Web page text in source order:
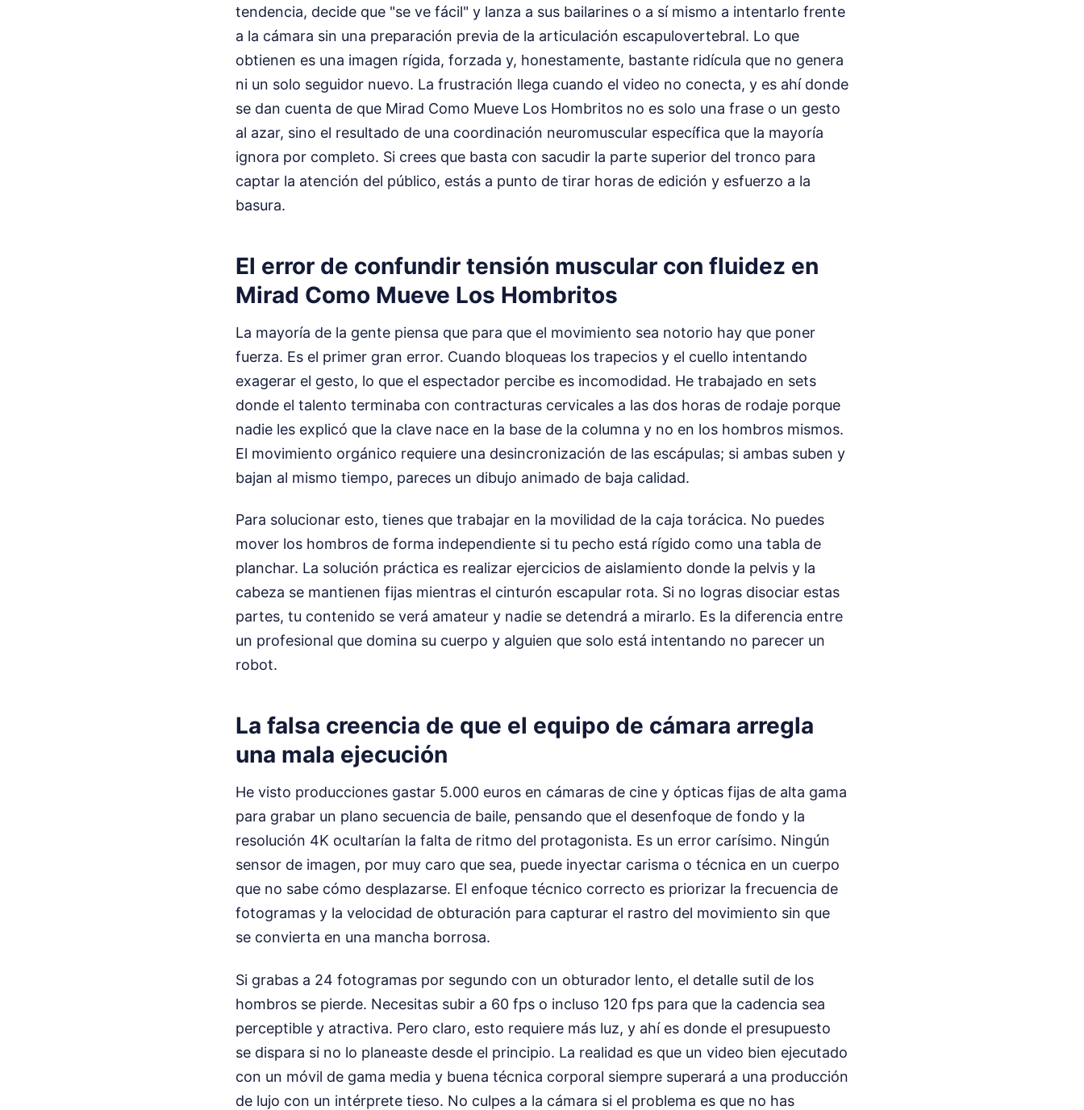
tendencia, decide que "se ve fácil" y lanza a sus bailarines o a sí mismo a intentarlo frente
a la cámara sin una preparación previa de la articulación escapulovertebral. Lo que
obtienen es una imagen rígida, forzada y, honestamente, bastante ridícula que no genera
ni un solo seguidor nuevo. La frustración llega cuando el video no conecta, y es ahí donde
se dan cuenta de que Mirad Como Mueve Los Hombritos no es solo una frase o un gesto
al azar, sino el resultado de una coordinación neuromuscular específica que la mayoría
ignora por completo. Si crees que basta con sacudir la parte superior del tronco para
captar la atención del público, estás a punto de tirar horas de edición y esfuerzo a la
basura.
El error de confundir tensión muscular con fluidez en
Mirad Como Mueve Los Hombritos
La mayoría de la gente piensa que para que el movimiento sea notorio hay que poner
fuerza. Es el primer gran error. Cuando bloqueas los trapecios y el cuello intentando
exagerar el gesto, lo que el espectador percibe es incomodidad. He trabajado en sets
donde el talento terminaba con contracturas cervicales a las dos horas de rodaje porque
nadie les explicó que la clave nace en la base de la columna y no en los hombros mismos.
El movimiento orgánico requiere una desincronización de las escápulas; si ambas suben y
bajan al mismo tiempo, pareces un dibujo animado de baja calidad.
Para solucionar esto, tienes que trabajar en la movilidad de la caja torácica. No puedes
mover los hombros de forma independiente si tu pecho está rígido como una tabla de
planchar. La solución práctica es realizar ejercicios de aislamiento donde la pelvis y la
cabeza se mantienen fijas mientras el cinturón escapular rota. Si no logras disociar estas
partes, tu contenido se verá amateur y nadie se detendrá a mirarlo. Es la diferencia entre
un profesional que domina su cuerpo y alguien que solo está intentando no parecer un
robot.
La falsa creencia de que el equipo de cámara arregla
una mala ejecución
He visto producciones gastar 5.000 euros en cámaras de cine y ópticas fijas de alta gama
para grabar un plano secuencia de baile, pensando que el desenfoque de fondo y la
resolución 4K ocultarían la falta de ritmo del protagonista. Es un error carísimo. Ningún
sensor de imagen, por muy caro que sea, puede inyectar carisma o técnica en un cuerpo
que no sabe cómo desplazarse. El enfoque técnico correcto es priorizar la frecuencia de
fotogramas y la velocidad de obturación para capturar el rastro del movimiento sin que
se convierta en una mancha borrosa.
Si grabas a 24 fotogramas por segundo con un obturador lento, el detalle sutil de los
hombros se pierde. Necesitas subir a 60 fps o incluso 120 fps para que la cadencia sea
perceptible y atractiva. Pero claro, esto requiere más luz, y ahí es donde el presupuesto
se dispara si no lo planeaste desde el principio. La realidad es que un video bien ejecutado
con un móvil de gama media y buena técnica corporal siempre superará a una producción
de lujo con un intérprete tieso. No culpes a la cámara si el problema es que no has